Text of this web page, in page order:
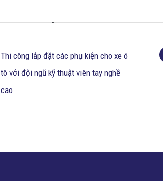
Thi công lắp đặt các phụ kiện cho xe ô
tô với đội ngũ kỹ thuật viên tay nghề
cao